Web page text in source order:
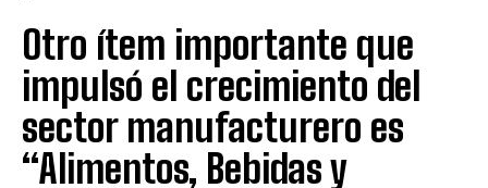
Otro ítem importante que
impulsó el crecimiento del
sector manufacturero es
“Alimentos, Bebidas y